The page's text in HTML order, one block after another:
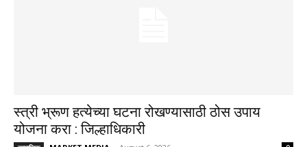
स्त्री भ्रूण हत्येच्या घटना रोखण्यासाठी ठोस उपाय
योजना करा : जिल्हाधिकारी